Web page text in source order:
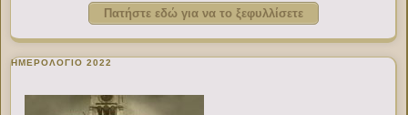
Πατήστε εδώ για να το ξεφυλλίσετε
ΗΜΕΡΟΛΟΓΙΟ 2022